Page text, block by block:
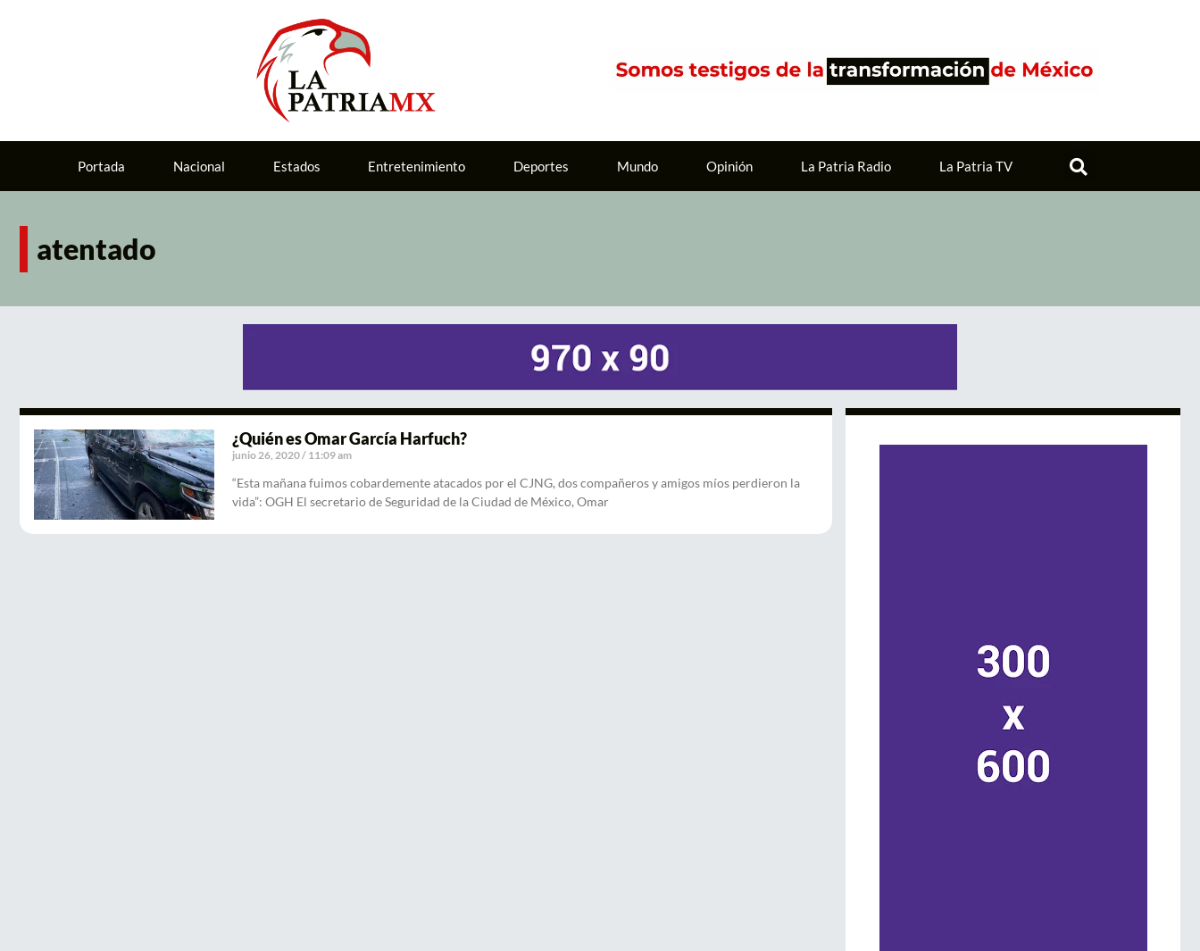
Portada Nacional Estados Entretenimiento Deportes Mundo Opinión La Patria Radio La Patria TV
atentado
¿Quién es Omar García Harfuch?
junio 26, 2020 11:09 am
“Esta mañana fuimos cobardemente atacados por el CJNG, dos compañeros y amigos míos perdieron la
vida”: OGH El secretario de Seguridad de la Ciudad de México, Omar